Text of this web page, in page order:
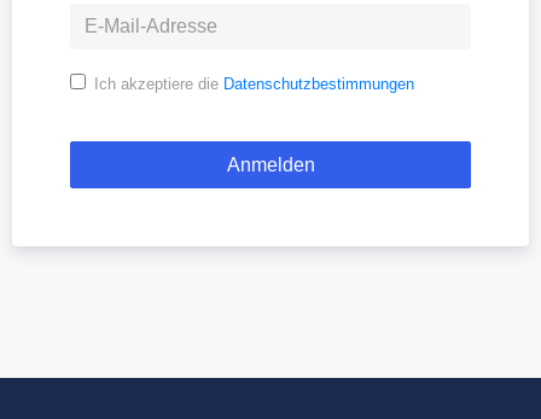
Ich akzeptiere die Datenschutzbestimmungen